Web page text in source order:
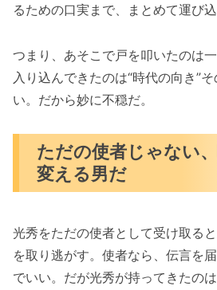
るための口実まで、まとめて運び込
つまり、あそこで戸を叩いたのは
入り込んできたのは“時代の向き”
い。だから妙に不穏だ。
ただの使者じゃない
変える男だ
光秀をただの使者として受け取る
を取り逃がす。使者なら、伝言を
でいい。だが光秀が持ってきたの